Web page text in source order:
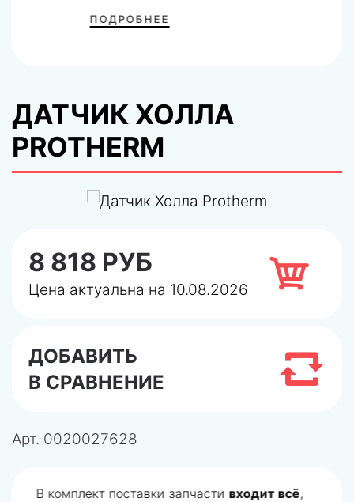
ПОДРОБНЕЕ
ДАТЧИК ХОЛЛА
PROTHERM
8 818 РУБ
Цена актуальна на 10.08.2026
ДОБАВИТЬ
В СРАВНЕНИЕ
Арт. 0020027628
В комплект поставки запчастивходит всё,